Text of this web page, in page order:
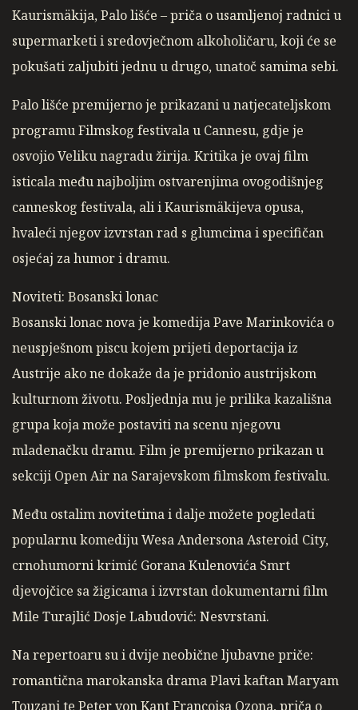
Kaurismäkija, Palo lišće – priča o usamljenoj radnici u
supermarketi i sredovječnom alkoholičaru, koji će se
pokušati zaljubiti jednu u drugo, unatoč samima sebi.
Palo lišće premijerno je prikazani u natjecateljskom
programu Filmskog festivala u Cannesu, gdje je
osvojio Veliku nagradu žirija. Kritika je ovaj film
isticala među najboljim ostvarenjima ovogodišnjeg
canneskog festivala, ali i Kaurismäkijeva opusa,
hvaleći njegov izvrstan rad s glumcima i specifičan
osjećaj za humor i dramu.
Noviteti: Bosanski lonac
Bosanski lonac nova je komedija Pave Marinkovića o
neuspješnom piscu kojem prijeti deportacija iz
Austrije ako ne dokaže da je pridonio austrijskom
kulturnom životu. Posljednja mu je prilika kazališna
grupa koja može postaviti na scenu njegovu
mladenačku dramu. Film je premijerno prikazan u
sekciji Open Air na Sarajevskom filmskom festivalu.
Među ostalim novitetima i dalje možete pogledati
popularnu komediju Wesa Andersona Asteroid City,
crnohumorni krimić Gorana Kulenovića Smrt
djevojčice sa žigicama i izvrstan dokumentarni film
Mile Turajlić Dosje Labudović: Nesvrstani.
Na repertoaru su i dvije neobične ljubavne priče:
romantična marokanska drama Plavi kaftan Maryam
Touzani te Peter von Kant Françoisa Ozona, priča o